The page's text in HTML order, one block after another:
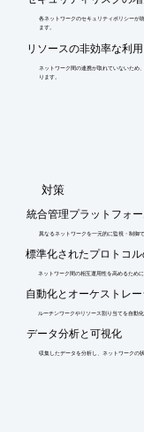
各ネットワークのセキュリティポリシーが
ます。
リソースの非効率な利用
ネットワーク間の連携が取れていないため
ります。
​対策
統合管理プラットフォー
異なるネットワークを一元的に監視・制御
標準化されたプロトコ
ネットワーク間の相互運用性を高めるため
自動化とオーケストレ
ルーチンワークやリソース割り当てを自動
データ分析と可視化
収集したデータを分析し、ネットワークの